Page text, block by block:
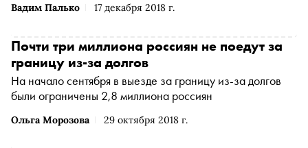
Вадим Палько 17 декабря 2018 г.
супруга или супруги, в случае если с ним проживают
Ольга Морозова 29 октября 2018 г.
Почти три миллиона россиян не поедут за
границу из-за долгов
На начало сентября в выезде за границу из-за долгов
были ограничены 2,8 миллиона россиян